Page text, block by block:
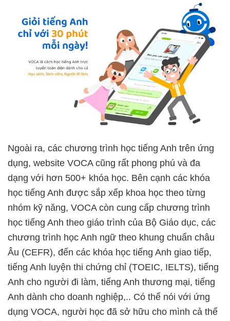
Ngoài ra, các chương trình học tiếng Anh trên ứng
dụng, website VOCA cũng rất phong phú và đa
dạng với hơn 500+ khóa học. Bên cạnh các khóa
học tiếng Anh được sắp xếp khoa học theo từng
nhóm kỹ năng, VOCA còn cung cấp chương trình
học tiếng Anh theo giáo trình của Bộ Giáo dục, các
chương trình học Anh ngữ theo khung chuẩn châu
Âu (CEFR), đến các khóa học tiếng Anh giao tiếp,
tiếng Anh luyện thi chứng chỉ (TOEIC, IELTS), tiếng
Anh cho người đi làm, tiếng Anh thương mại, tiếng
Anh dành cho doanh nghiệp,.. Có thể nói với ứng
dụng VOCA, người học đã sở hữu cho mình cả thế